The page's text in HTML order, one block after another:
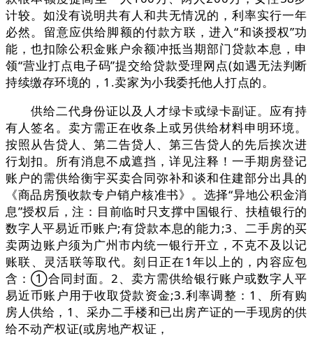
计较。如没有说明共有人和共无情况的，利率实行一年
必然。留意应供给脚额的付款方联，进入“和谈授权”功
能，也扣除公积金账户余额冲抵当期部门贷款本息，申
领“营业打点电子码”提交给贷款受理网点(如遇无法判断
持续缴存环境的，1.卖家为小我委托他人打点的。
供给二代身份证以及人才绿卡或绿卡副证。应有持
有人签名。卖方需正在收条上或另供给材料申明环境。
按照从告贷人、第二告贷人、第三告贷人的先后挨次进
行划扣。所有消息不成遮挡，详见注释！一手期房登记
账户的需供给衡宇买卖合同弥补和谈和住建部分出具的
《商品房预收款专户销户核准书》。选择“异地公积金消
息”授权后，注：目前临时只支撑中国银行、扶植银行的
数字人平易近币账户;有贷款本息的能力;3、二手房的买
卖两边账户须为广州市内统一银行开立，不克不及以记
账联、灵活联等取代。刻日正在1年以上的，内容应包
含：①合同封面。2、卖方需供给银行账户或数字人平
易近币账户用于收取贷款资金;3.利率调整：1、所有购
房人供给，1、采办二手楼和已出房产证的一手现房的供
给不动产权证(或房地产权证，